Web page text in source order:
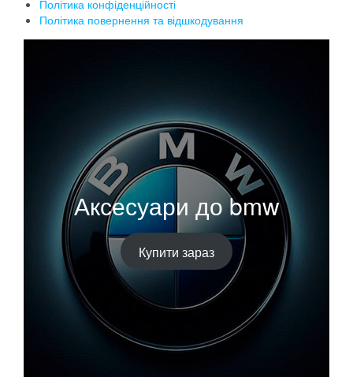
Політика конфіденційності
Політика повернення та відшкодування
Аксесуари до bmw
Купити зараз